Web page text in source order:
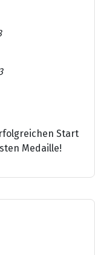
Start
Medaille!